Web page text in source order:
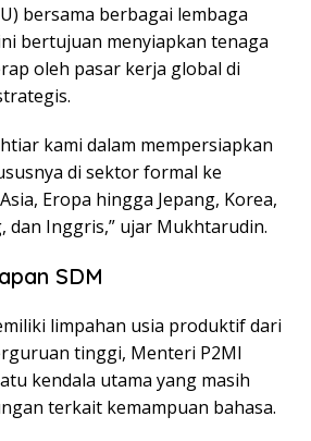
bersama berbagai lembaga
bertujuan menyiapkan tenaga
oleh pasar kerja global di
kami dalam mempersiapkan
di sektor formal ke
Eropa hingga Jepang, Korea,
dan Inggris,” ujar Mukhtarudin.
SDM
limpahan usia produktif dari
tinggi, Menteri P2MI
kendala utama yang masih
terkait kemampuan bahasa.